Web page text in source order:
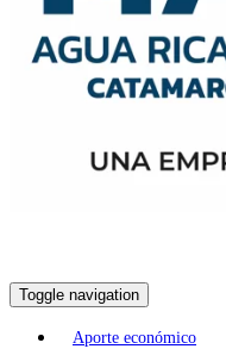
Toggle navigation
Aporte económico